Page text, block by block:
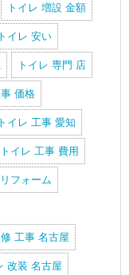
トイレ 増設 金額
トイレ 安い
トイレ 専門 店
価格
トイレ 工事 愛知
トイレ 工事 費用
フォーム
工事 名古屋
改装 名古屋